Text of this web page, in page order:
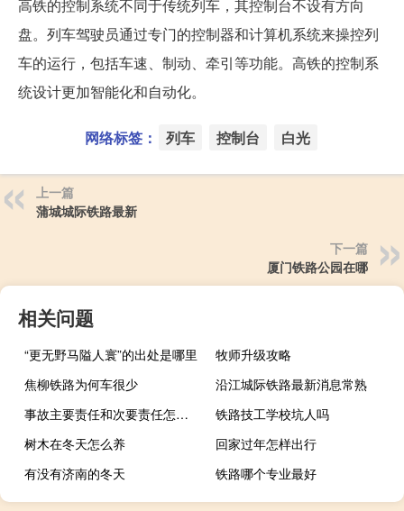
高铁的控制系统不同于传统列车，其控制台不设有方向
盘。列车驾驶员通过专门的控制器和计算机系统来操控列
车的运行，包括车速、制动、牵引等功能。高铁的控制系
统设计更加智能化和自动化。
网络标签： 列车 控制台 白光
上一篇
蒲城城际铁路最新
下一篇
厦门铁路公园在哪
相关问题
“更无野马隘人寰”的出处是哪里
牧师升级攻略
焦柳铁路为何车很少
沿江城际铁路最新消息常熟
事故主要责任和次要责任怎么赔偿
铁路技工学校坑人吗
树木在冬天怎么养
回家过年怎样出行
有没有济南的冬天
铁路哪个专业最好